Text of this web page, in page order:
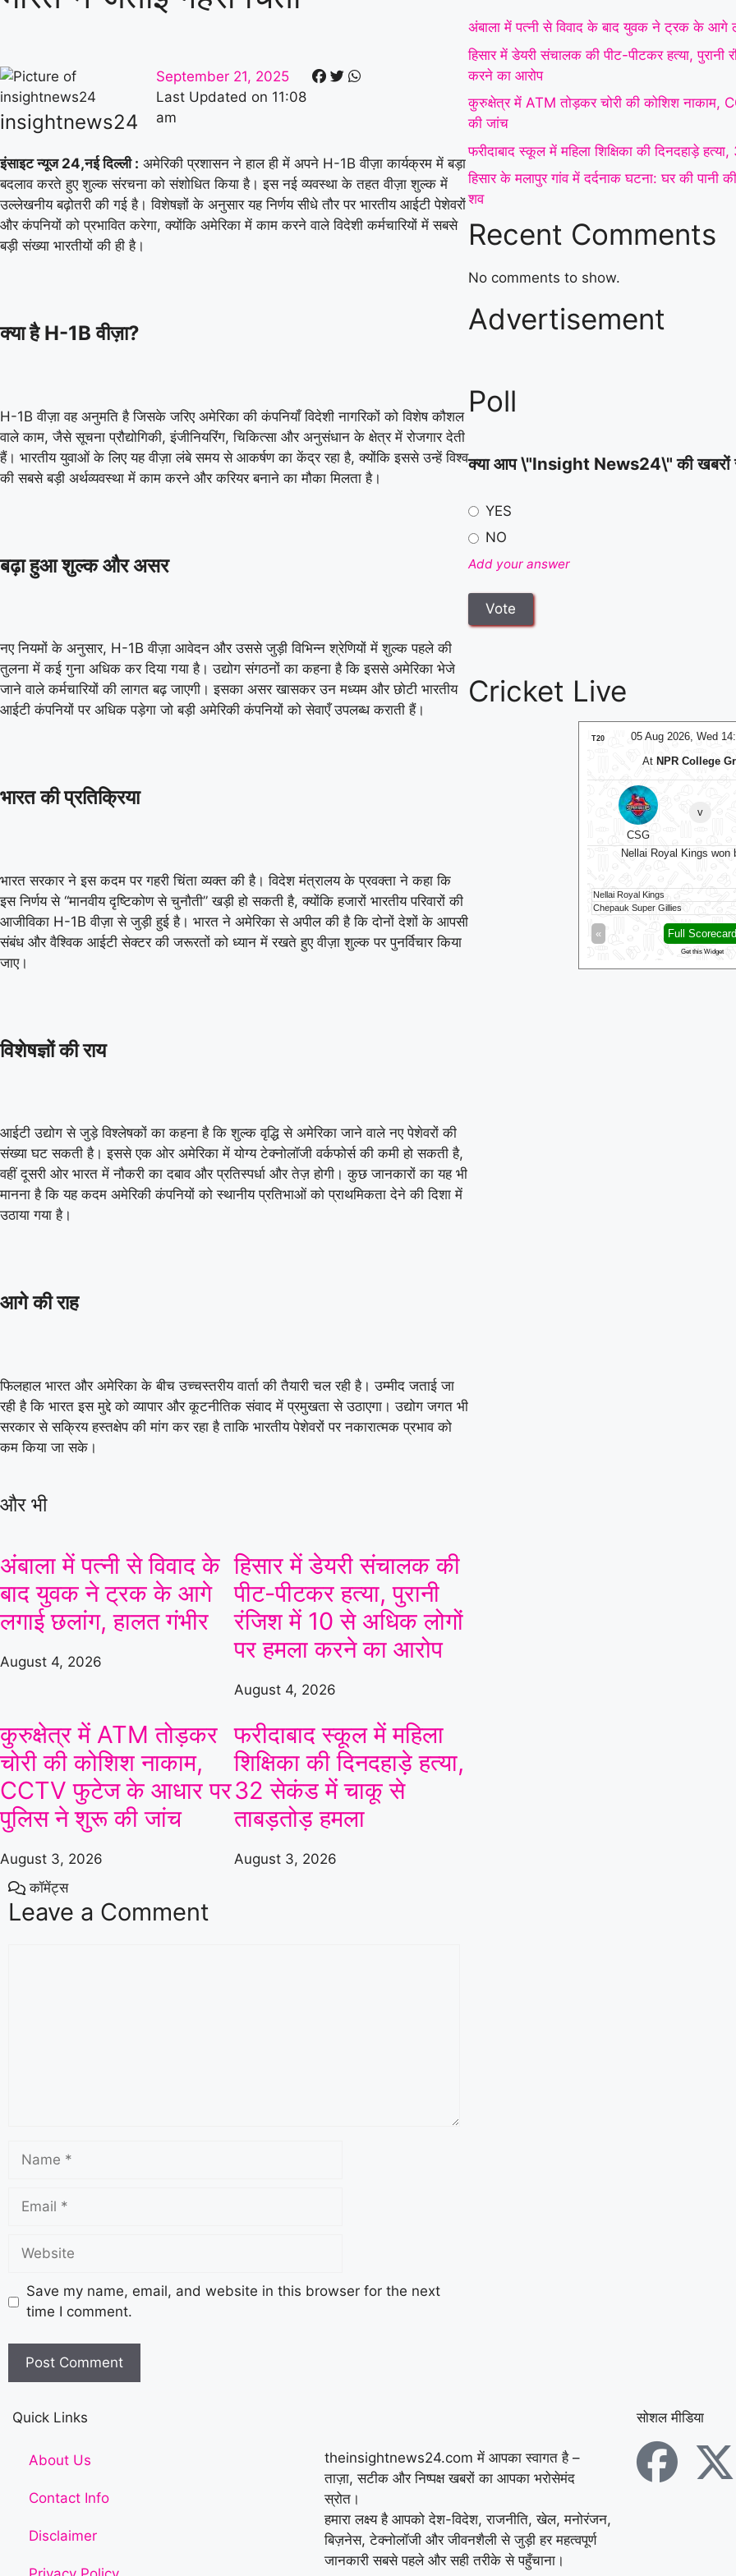
शिक्षिका की दिनदहाड़े हत्या,
ताबड़तोड़ हमला | हिसार के
मलापुर गांव में दर्दनाक
घटना: घर की पानी की
मासूम बच्चों के शव |
करनाल में दर्दनाक हादसा:
पानी की मोटर चालू करते
insightnews24
September 21, 2025
Last Updated on 11:08
am
इंसाइट न्यूज 24,नई दिल्ली : अमेरिकी प्रशासन ने हाल ही में अपने H-1B वीज़ा कार्यक्रम में बड़ा
बदलाव करते हुए शुल्क संरचना को संशोधित किया है। इस नई व्यवस्था के तहत वीज़ा शुल्क में
उल्लेखनीय बढ़ोतरी की गई है। विशेषज्ञों के अनुसार यह निर्णय सीधे तौर पर भारतीय आईटी पेशेवरों
और कंपनियों को प्रभावित करेगा, क्योंकि अमेरिका में काम करने वाले विदेशी कर्मचारियों में सबसे
बड़ी संख्या भारतीयों की ही है।
क्या है H-1B वीज़ा?
H-1B वीज़ा वह अनुमति है जिसके जरिए अमेरिका की कंपनियाँ विदेशी नागरिकों को विशेष कौशल
वाले काम, जैसे सूचना प्रौद्योगिकी, इंजीनियरिंग, चिकित्सा और अनुसंधान के क्षेत्र में रोजगार देती
हैं। भारतीय युवाओं के लिए यह वीज़ा लंबे समय से आकर्षण का केंद्र रहा है, क्योंकि इससे उन्हें विश्व
की सबसे बड़ी अर्थव्यवस्था में काम करने और करियर बनाने का मौका मिलता है।
बढ़ा हुआ शुल्क और असर
नए नियमों के अनुसार, H-1B वीज़ा आवेदन और उससे जुड़ी विभिन्न श्रेणियों में शुल्क पहले की
तुलना में कई गुना अधिक कर दिया गया है। उद्योग संगठनों का कहना है कि इससे अमेरिका भेजे
जाने वाले कर्मचारियों की लागत बढ़ जाएगी। इसका असर खासकर उन मध्यम और छोटी भारतीय
आईटी कंपनियों पर अधिक पड़ेगा जो बड़ी अमेरिकी कंपनियों को सेवाएँ उपलब्ध कराती हैं।
भारत की प्रतिक्रिया
भारत सरकार ने इस कदम पर गहरी चिंता व्यक्त की है। विदेश मंत्रालय के प्रवक्ता ने कहा कि
इस निर्णय से “मानवीय दृष्टिकोण से चुनौती” खड़ी हो सकती है, क्योंकि हजारों भारतीय परिवारों की
आजीविका H-1B वीज़ा से जुड़ी हुई है। भारत ने अमेरिका से अपील की है कि दोनों देशों के आपसी
संबंध और वैश्विक आईटी सेक्टर की जरूरतों को ध्यान में रखते हुए वीज़ा शुल्क पर पुनर्विचार किया
जाए।
विशेषज्ञों की राय
आईटी उद्योग से जुड़े विश्लेषकों का कहना है कि शुल्क वृद्धि से अमेरिका जाने वाले नए पेशेवरों की
संख्या घट सकती है। इससे एक ओर अमेरिका में योग्य टेक्नोलॉजी वर्कफोर्स की कमी हो सकती है,
वहीं दूसरी ओर भारत में नौकरी का दबाव और प्रतिस्पर्धा और तेज़ होगी। कुछ जानकारों का यह भी
मानना है कि यह कदम अमेरिकी कंपनियों को स्थानीय प्रतिभाओं को प्राथमिकता देने की दिशा में
उठाया गया है।
आगे की राह
फिलहाल भारत और अमेरिका के बीच उच्चस्तरीय वार्ता की तैयारी चल रही है। उम्मीद जताई जा
रही है कि भारत इस मुद्दे को व्यापार और कूटनीतिक संवाद में प्रमुखता से उठाएगा। उद्योग जगत भी
सरकार से सक्रिय हस्तक्षेप की मांग कर रहा है ताकि भारतीय पेशेवरों पर नकारात्मक प्रभाव को
कम किया जा सके।
और भी
अंबाला में पत्नी से विवाद के
बाद युवक ने ट्रक के आगे
लगाई छलांग, हालत गंभीर
August 4, 2026
हिसार में डेयरी संचालक की
पीट-पीटकर हत्या, पुरानी
रंजिश में 10 से अधिक लोगों
पर हमला करने का आरोप
August 4, 2026
कुरुक्षेत्र में ATM तोड़कर
चोरी की कोशिश नाकाम,
CCTV फुटेज के आधार पर
पुलिस ने शुरू की जांच
August 3, 2026
फरीदाबाद स्कूल में महिला
शिक्षिका की दिनदहाड़े हत्या,
32 सेकंड में चाकू से
ताबड़तोड़ हमला
August 3, 2026
अंबाला में पत्नी से विवाद के बाद युवक ने ट्रक के आगे
हिसार में डेयरी संचालक की पीट-पीटकर हत्या,
करने का आरोप
कुरुक्षेत्र में ATM तोड़कर चोरी की कोशिश
की जांच
फरीदाबाद स्कूल में महिला शिक्षिका की दिनदहाड़े
हिसार के मलापुर गांव में दर्दनाक घटना: घर की पानी
शव
Recent Comments
No comments to show.
Advertisement
Poll
क्या आप \"Insight News24\" की खबरों
YES
NO
Add your answer
Cricket Live
« Full Scorecard
Birmingham Phoenix
Trent Rockets
Full Scorecard
05 Aug 2026, Wed
T20
At NPR College
CSG
v
Nellai Royal Kings won
Nellai Royal Kings
Chepauk Super Gillies
« Full Scorecard
Get this Widget
कॉमेंट्स
Leave a Comment
Save my name, email, and website in this browser for the next
time I comment.
Quick Links
About Us
Contact Info
Disclaimer
theinsightnews24.com में आपका स्वागत है –
ताज़ा, सटीक और निष्पक्ष खबरों का आपका भरोसेमंद
स्रोत।
हमारा लक्ष्य है आपको देश-विदेश, राजनीति, खेल, मनोरंजन,
बिज़नेस, टेक्नोलॉजी और जीवनशैली से जुड़ी हर महत्वपूर्ण
जानकारी सबसे पहले और सही तरीके से पहुँचाना।
सोशल मीडिया